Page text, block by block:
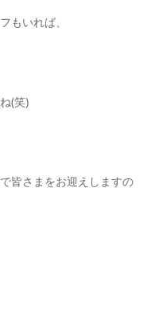
もいれば、
(笑)
皆さまをお迎えしますの